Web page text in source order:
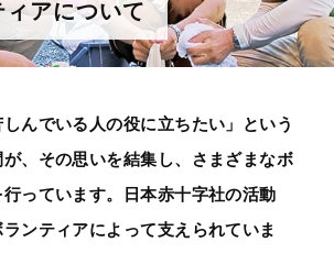
アについて
しんでいる人の役に立ちたい」という
、その思いを結集し、さまざまなボ
っています。
日本赤十字社の活動
ンティアによって支えられていま